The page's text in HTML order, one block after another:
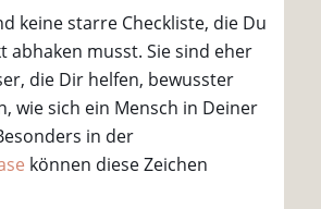
keine starre Checkliste, die Du
abhaken musst. Sie sind eher
die Dir helfen, bewusster
wie sich ein Mensch in Deiner
in der
können diese Zeichen